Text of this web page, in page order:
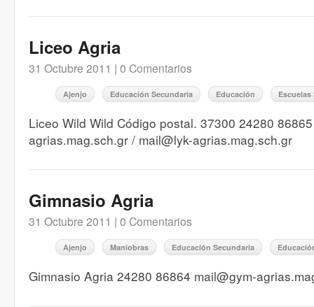
Liceo Agria
31 Octubre 2011 | 0 Comentarios
Ajenjo Educación Secundaria Educación Escuelas
Liceo Wild Wild Código postal. 37300 24280
agrias.mag.sch.gr / mail@lyk-agrias.mag.sch.gr
Gimnasio Agria
31 Octubre 2011 | 0 Comentarios
Ajenjo Maniobras Educación Secundaria
Gimnasio Agria 24280 86864 mail@gym-